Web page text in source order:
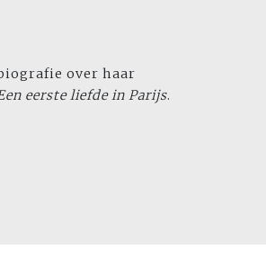
over haar
eerste liefde in Parijs.